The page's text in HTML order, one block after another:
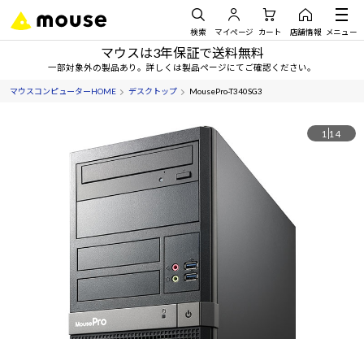
検索 マイページ カート 店舗情報 メニュー
マウスは3年保証で送料無料
一部対象外の製品あり。詳しくは製品ページにてご確認ください。
マウスコンピューターHOME デスクトップ MousePro-T340SG3
1 14